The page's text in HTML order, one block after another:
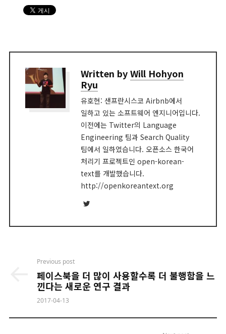
Written byWill Hohyon
Ryu
유호현: 샌프란시스코 Airbnb에서
일하고 있는 소프트웨어 엔지니어입니다.
이전에는 Twitter의 Language
Engineering 팀과 Search Quality
팀에서 일하였습니다. 오픈소스 한국어
처리기 프로젝트인 open-korean-
text를 개발했습니다.
http://openkoreantext.org
Twitter
navigation
Previous post
페이스북을 더 많이 사용할수록 더 불행함을 느
낀다는 새로운 연구 결과
2017-04-13